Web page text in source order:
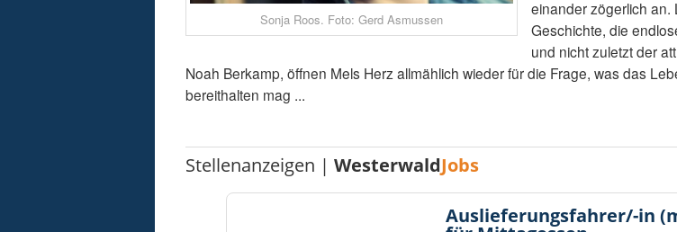
Sonja Roos. Foto: Gerd Asmussen
einander zögerlich an.
Geschichte, die
und nicht zuletzt der
Noah Berkamp, öffnen Mels Herz allmählich wieder für die Frage, was das
bereithalten mag ...
Stellenanzeigen |WesterwaldJobs
Auslieferungsfahrer/-in